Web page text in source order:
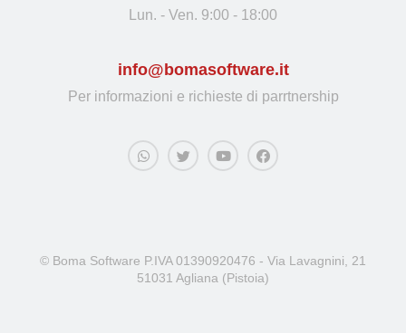
Lun. - Ven. 9:00 - 18:00
info@bomasoftware.it
Per informazioni e richieste di parrtnership
© Boma Software P.IVA 01390920476 - Via Lavagnini, 21
51031 Agliana (Pistoia)